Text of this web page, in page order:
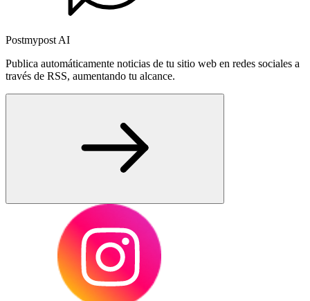
Postmypost AI
Publica automáticamente noticias de tu sitio web en redes sociales a
través de RSS, aumentando tu alcance.